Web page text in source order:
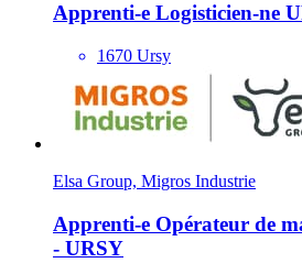
Apprenti-e Logisticien-ne
1670 Ursy
Elsa Group, Migros Industrie
Apprenti-e Opérateur de
- URSY